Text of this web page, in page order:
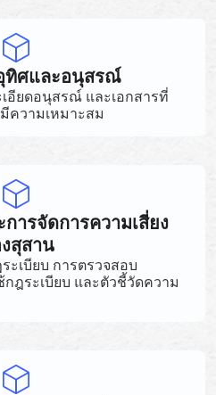
ทิศและอนุสรณ์
อียดอนุสรณ์ และเอกสารที่
ความเหมาะสม
ารจัดการความเสี่ยง
สุสาน
เบียบ การตรวจสอบ
ฎระเบียบ และตัวชี้วัดความ